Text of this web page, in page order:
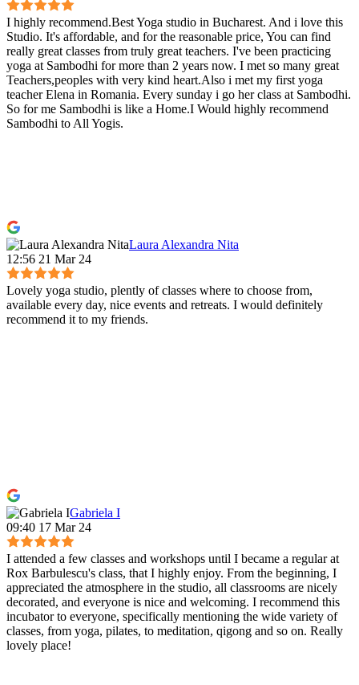
I highly recommend.Best Yoga studio in Bucharest. And i love this
Studio. It's affordable, and for the reasonable price, You can find
really great classes from truly great teachers. I've been practicing
yoga at Sambodhi for more than 2 years now. I met so many great
Teachers,peoples with very kind heart.Also i met my first yoga
teacher Elena in Romania. Every sunday i go her class at Sambodhi.
So for me Sambodhi is like a Home.I Would highly recommend
Sambodhi to All Yogis.
Laura Alexandra Nita
12:56 21 Mar 24
Lovely yoga studio, plently of classes where to choose from,
available every day, nice events and retreats. I would definitely
recommend it to my friends.
Gabriela I
09:40 17 Mar 24
I attended a few classes and workshops until I became a regular at
Rox Barbulescu's class, that I highly enjoy. From the beginning, I
appreciated the atmosphere in the studio, all classrooms are nicely
decorated, and everyone is nice and welcoming. I recommend this
incubator to everyone, specifically mentioning the wide variety of
classes, from yoga, pilates, to meditation, qigong and so on. Really
lovely place!